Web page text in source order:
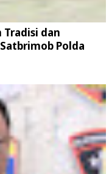
Tradisi dan
Polda